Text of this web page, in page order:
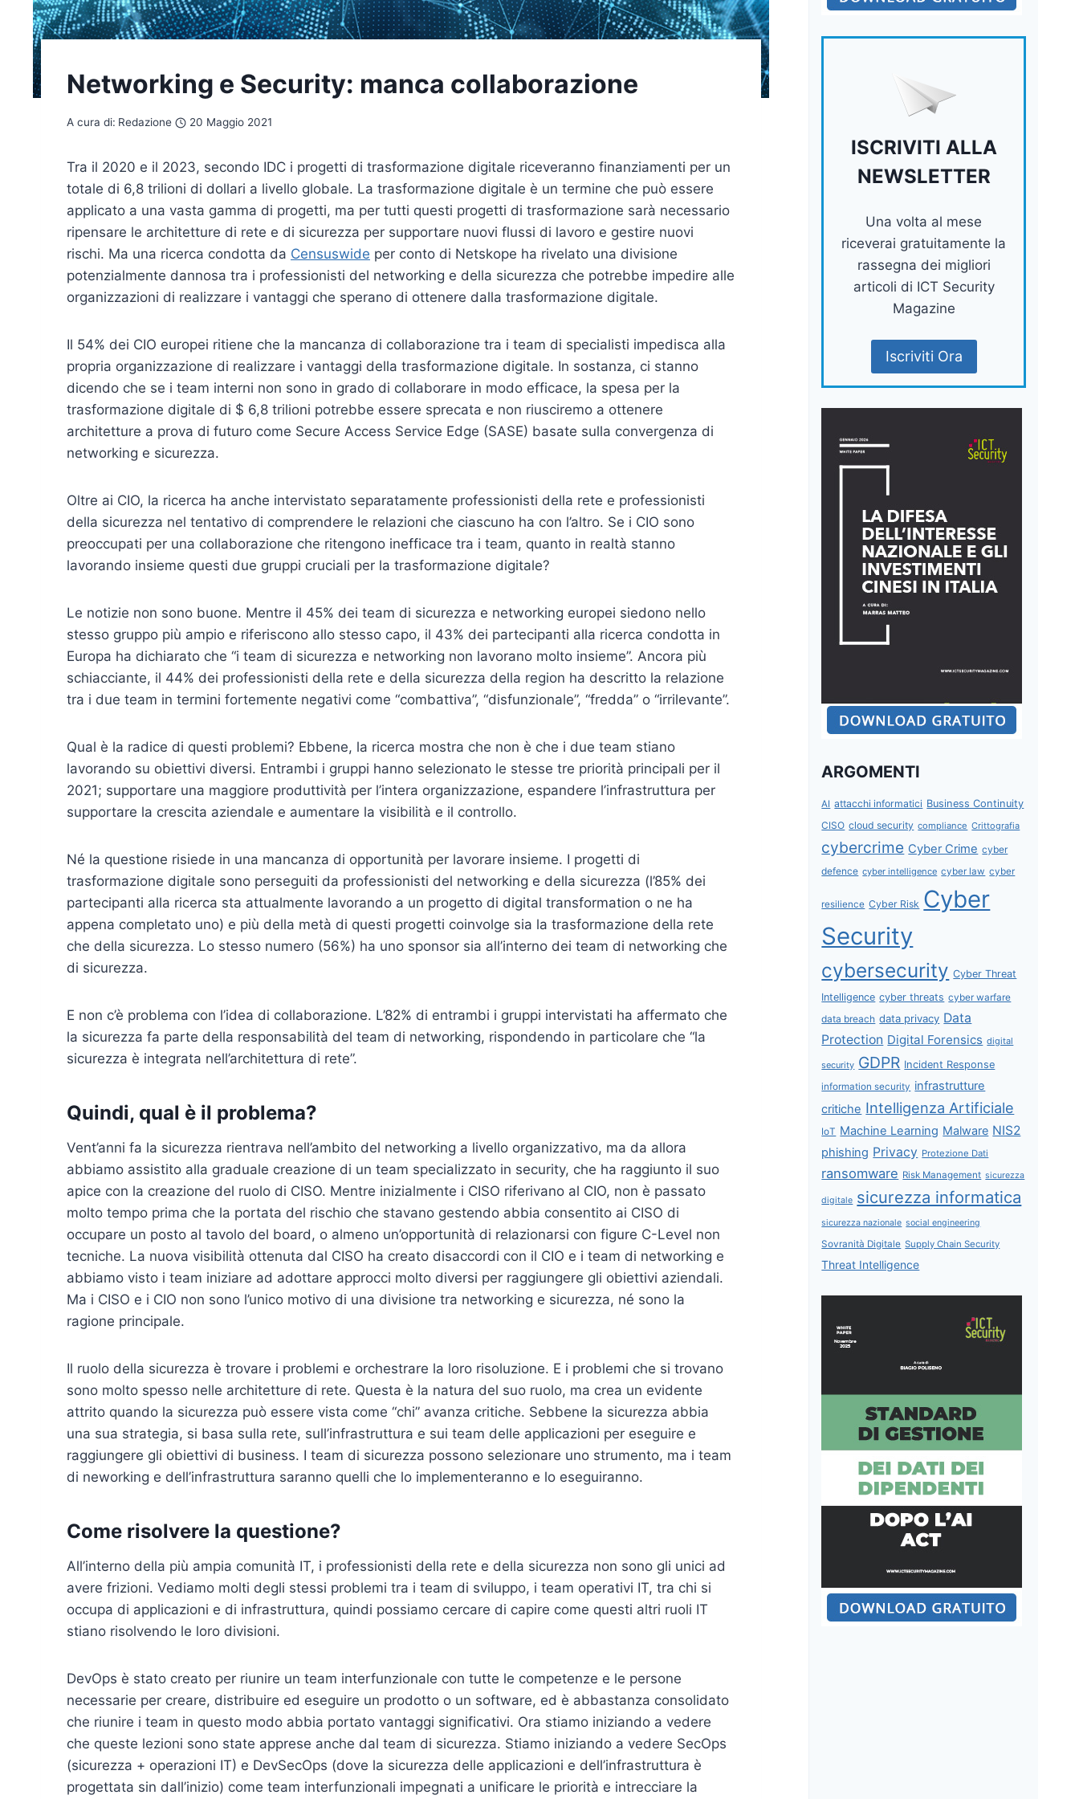
Networking e Security: manca collaborazione
A cura di: Redazione 20 Maggio 2021
Tra il 2020 e il 2023, secondo IDC i progetti di trasformazione digitale riceveranno finanziamenti per un
totale di 6,8 trilioni di dollari a livello globale. La trasformazione digitale è un termine che può essere
applicato a una vasta gamma di progetti, ma per tutti questi progetti di trasformazione sarà necessario
ripensare le architetture di rete e di sicurezza per supportare nuovi flussi di lavoro e gestire nuovi
rischi. Ma una ricerca condotta da Censuswide per conto di Netskope ha rivelato una divisione
potenzialmente dannosa tra i professionisti del networking e della sicurezza che potrebbe impedire alle
organizzazioni di realizzare i vantaggi che sperano di ottenere dalla trasformazione digitale.
Il 54% dei CIO europei ritiene che la mancanza di collaborazione tra i team di specialisti impedisca alla
propria organizzazione di realizzare i vantaggi della trasformazione digitale. In sostanza, ci stanno
dicendo che se i team interni non sono in grado di collaborare in modo efficace, la spesa per la
trasformazione digitale di $ 6,8 trilioni potrebbe essere sprecata e non riusciremo a ottenere
architetture a prova di futuro come Secure Access Service Edge (SASE) basate sulla convergenza di
networking e sicurezza.
Oltre ai CIO, la ricerca ha anche intervistato separatamente professionisti della rete e professionisti
della sicurezza nel tentativo di comprendere le relazioni che ciascuno ha con l’altro. Se i CIO sono
preoccupati per una collaborazione che ritengono inefficace tra i team, quanto in realtà stanno
lavorando insieme questi due gruppi cruciali per la trasformazione digitale?
Le notizie non sono buone. Mentre il 45% dei team di sicurezza e networking europei siedono nello
stesso gruppo più ampio e riferiscono allo stesso capo, il 43% dei partecipanti alla ricerca condotta in
Europa ha dichiarato che “i team di sicurezza e networking non lavorano molto insieme”. Ancora più
schiacciante, il 44% dei professionisti della rete e della sicurezza della region ha descritto la relazione
tra i due team in termini fortemente negativi come “combattiva”, “disfunzionale”, “fredda” o “irrilevante”.
Qual è la radice di questi problemi? Ebbene, la ricerca mostra che non è che i due team stiano
lavorando su obiettivi diversi. Entrambi i gruppi hanno selezionato le stesse tre priorità principali per il
2021; supportare una maggiore produttività per l’intera organizzazione, espandere l’infrastruttura per
supportare la crescita aziendale e aumentare la visibilità e il controllo.
Né la questione risiede in una mancanza di opportunità per lavorare insieme. I progetti di
trasformazione digitale sono perseguiti da professionisti del networking e della sicurezza (l’85% dei
partecipanti alla ricerca sta attualmente lavorando a un progetto di digital transformation o ne ha
appena completato uno) e più della metà di questi progetti coinvolge sia la trasformazione della rete
che della sicurezza. Lo stesso numero (56%) ha uno sponsor sia all’interno dei team di networking che
di sicurezza.
E non c’è problema con l’idea di collaborazione. L’82% di entrambi i gruppi intervistati ha affermato che
la sicurezza fa parte della responsabilità del team di networking, rispondendo in particolare che “la
sicurezza è integrata nell’architettura di rete”.
Quindi, qual è il problema?
Vent’anni fa la sicurezza rientrava nell’ambito del networking a livello organizzativo, ma da allora
abbiamo assistito alla graduale creazione di un team specializzato in security, che ha raggiunto il suo
apice con la creazione del ruolo di CISO. Mentre inizialmente i CISO riferivano al CIO, non è passato
molto tempo prima che la portata del rischio che stavano gestendo abbia consentito ai CISO di
occupare un posto al tavolo del board, o almeno un’opportunità di relazionarsi con figure C-Level non
tecniche. La nuova visibilità ottenuta dal CISO ha creato disaccordi con il CIO e i team di networking e
abbiamo visto i team iniziare ad adottare approcci molto diversi per raggiungere gli obiettivi aziendali.
Ma i CISO e i CIO non sono l’unico motivo di una divisione tra networking e sicurezza, né sono la
ragione principale.
Il ruolo della sicurezza è trovare i problemi e orchestrare la loro risoluzione. E i problemi che si trovano
sono molto spesso nelle architetture di rete. Questa è la natura del suo ruolo, ma crea un evidente
attrito quando la sicurezza può essere vista come “chi” avanza critiche. Sebbene la sicurezza abbia
una sua strategia, si basa sulla rete, sull’infrastruttura e sui team delle applicazioni per eseguire e
raggiungere gli obiettivi di business. I team di sicurezza possono selezionare uno strumento, ma i team
di neworking e dell’infrastruttura saranno quelli che lo implementeranno e lo eseguiranno.
Come risolvere la questione?
All’interno della più ampia comunità IT, i professionisti della rete e della sicurezza non sono gli unici ad
avere frizioni. Vediamo molti degli stessi problemi tra i team di sviluppo, i team operativi IT, tra chi si
occupa di applicazioni e di infrastruttura, quindi possiamo cercare di capire come questi altri ruoli IT
stiano risolvendo le loro divisioni.
DevOps è stato creato per riunire un team interfunzionale con tutte le competenze e le persone
necessarie per creare, distribuire ed eseguire un prodotto o un software, ed è abbastanza consolidato
che riunire i team in questo modo abbia portato vantaggi significativi. Ora stiamo iniziando a vedere
che queste lezioni sono state apprese anche dal team di sicurezza. Stiamo iniziando a vedere SecOps
(sicurezza + operazioni IT) e DevSecOps (dove la sicurezza delle applicazioni e dell’infrastruttura è
progettata sin dall’inizio) come team interfunzionali impegnati a unificare le priorità e intrecciare la
ISCRIVITI ALLA
NEWSLETTER
Una volta al mese
riceverai gratuitamente la
rassegna dei migliori
articoli di ICT Security
Magazine
Iscriviti Ora
ARGOMENTI
AI attacchi informatici Business Continuity
CISO cloud security compliance Crittografia
cybercrime Cyber Crime cyber
defence cyber intelligence cyber law cyber
resilience Cyber Risk Cyber
Security
cybersecurity Cyber Threat
Intelligence cyber threats cyber warfare
data breach data privacy Data
Protection Digital Forensics digital
security GDPR Incident Response
information security infrastrutture
critiche Intelligenza Artificiale
IoT Machine Learning Malware NIS2
phishing Privacy Protezione Dati
ransomware Risk Management sicurezza
digitale sicurezza informatica
sicurezza nazionale social engineering
Sovranità Digitale Supply Chain Security
Threat Intelligence